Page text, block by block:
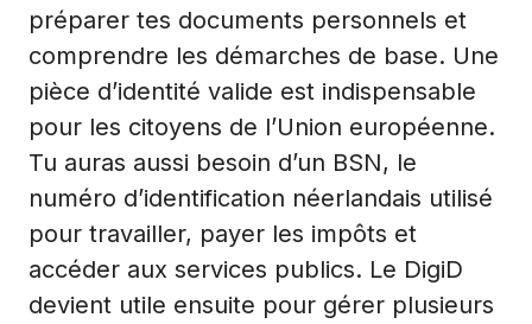
préparer tes documents personnels et
comprendre les démarches de base. Une
pièce d’identité valide est indispensable
pour les citoyens de l’Union européenne.
Tu auras aussi besoin d’un BSN, le
numéro d’identification néerlandais utilisé
pour travailler, payer les impôts et
accéder aux services publics. Le DigiD
devient utile ensuite pour gérer plusieurs